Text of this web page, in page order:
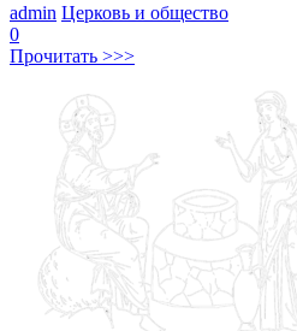
admin Церковь и общество
0
Прочитать >>>